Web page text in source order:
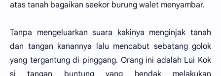
atas tanah bagaikan seekor burung walet menyambar.
Tanpa mengeluarkan suara kakinya menginjak tanah
dan tangan kanannya lalu mencabut sebatang golok
yang tergantung di pinggang. Orang ini adalah Lui Kok